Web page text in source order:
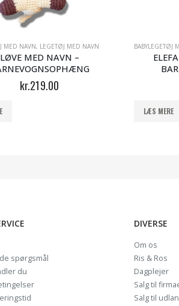
MED NAVN, LEGETØJ MED NAVN
LØVE MED NAVN –
kr.219.00
BABYLEGETØJ
LÆS MERE
spørgsmål
du
DIVERSE
Om os
Ris & Ros
Dagplejer
Salg til
Salg til